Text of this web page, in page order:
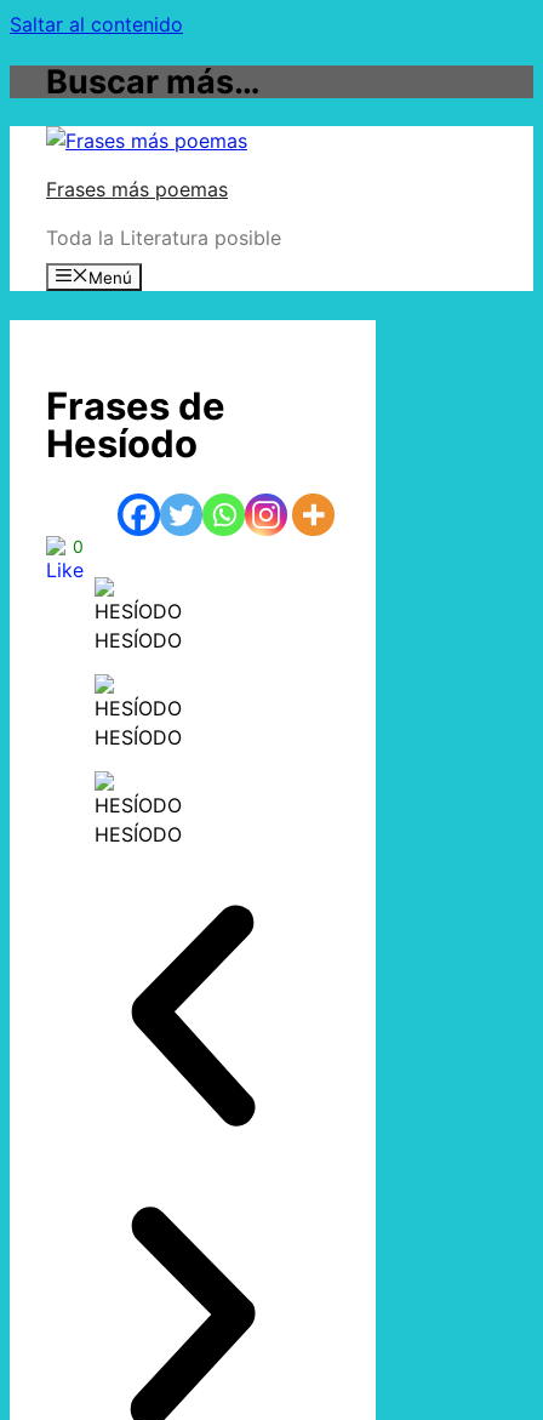
Saltar al contenido
Buscar más…
Frases más poemas
Toda la Literatura posible
Menú
Frases de
Hesíodo
0
HESÍODO
HESÍODO
HESÍODO